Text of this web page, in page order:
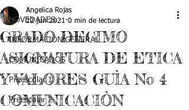
NOVEDADES
INFORMACIÓN GENERAL
COMUNICADOS
Preescolar 1
Preescolar 2
GRADO DECIMO
ASIGNATURA DE ETICA
Y VALORES GUÌA No 4
COMUNICACIÒN
Angelica Rojas
22 jun 2021 0 min de lectura